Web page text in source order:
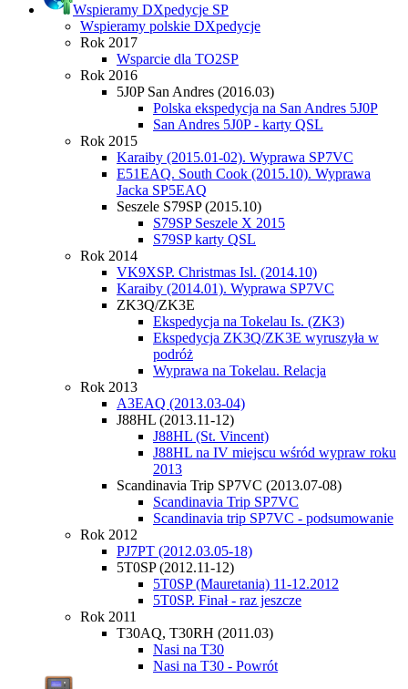
Wspieramy DXpedycje SP
Wspieramy polskie DXpedycje
Rok 2017
Wsparcie dla TO2SP
Rok 2016
5J0P San Andres (2016.03)
Polska ekspedycja na San Andres 5J0P
San Andres 5J0P - karty QSL
Rok 2015
Karaiby (2015.01-02). Wyprawa SP7VC
E51EAQ. South Cook (2015.10). Wyprawa
Jacka SP5EAQ
Seszele S79SP (2015.10)
S79SP Seszele X 2015
S79SP karty QSL
Rok 2014
VK9XSP. Christmas Isl. (2014.10)
Karaiby (2014.01). Wyprawa SP7VC
ZK3Q/ZK3E
Ekspedycja na Tokelau Is. (ZK3)
Ekspedycja ZK3Q/ZK3E wyruszyła w
podróż
Wyprawa na Tokelau. Relacja
Rok 2013
A3EAQ (2013.03-04)
J88HL (2013.11-12)
J88HL (St. Vincent)
J88HL na IV miejscu wśród wypraw roku
2013
Scandinavia Trip SP7VC (2013.07-08)
Scandinavia Trip SP7VC
Scandinavia trip SP7VC - podsumowanie
Rok 2012
PJ7PT (2012.03.05-18)
5T0SP (2012.11-12)
5T0SP (Mauretania) 11-12.2012
5T0SP. Finał - raz jeszcze
Rok 2011
T30AQ, T30RH (2011.03)
Nasi na T30
Nasi na T30 - Powrót